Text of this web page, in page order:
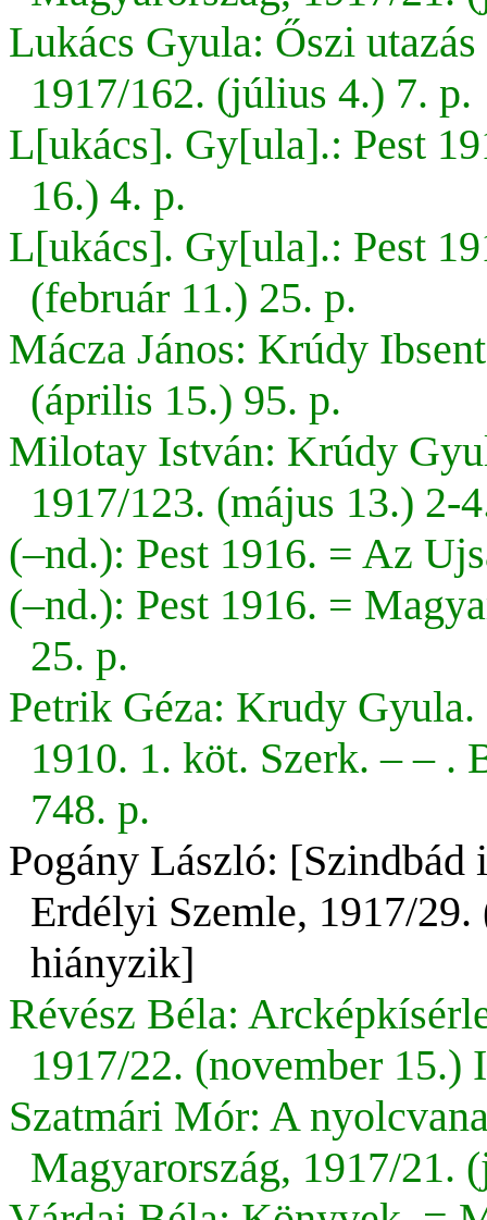
Lukács Gyula: Őszi
1917/162. (július 4.) 7. p.
L[ukács]. Gy[ula].: Pest
16.) 4. p.
L[ukács]. Gy[ula].: Pest
(február 11.) 25. p.
Mácza János: Krúdy
(április 15.) 95. p.
Milotay István: Krúdy
1917/123. (május 13.) 2-
(–nd.): Pest 1916. = Az
(–nd.): Pest 1916. =
25. p.
Petrik Géza: Krudy
1910. 1. köt. Szerk.– – .
748. p.
Pogány László: [Szindbád
Erdélyi Szemle, 1917/
hiányzik]
Révész Béla:
1917/22. (november 15.)
Szatmári Mór: A
Magyarország, 1917/21.